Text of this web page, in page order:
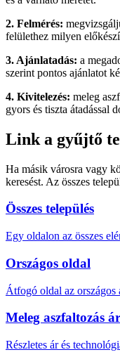
2. Felmérés:
felülethez milyen
3. Ajánlatadás: a
szerint pontos ajánlatot
4. Kivitelezés: meleg
gyors és tiszta átadással
Link a gyűjtő
Ha másik városra vagy
keresést. Az összes
Összes település
Egy oldalon az összes
Országos oldal
Átfogó oldal az országos
Meleg aszfaltozás
Részletes ár és